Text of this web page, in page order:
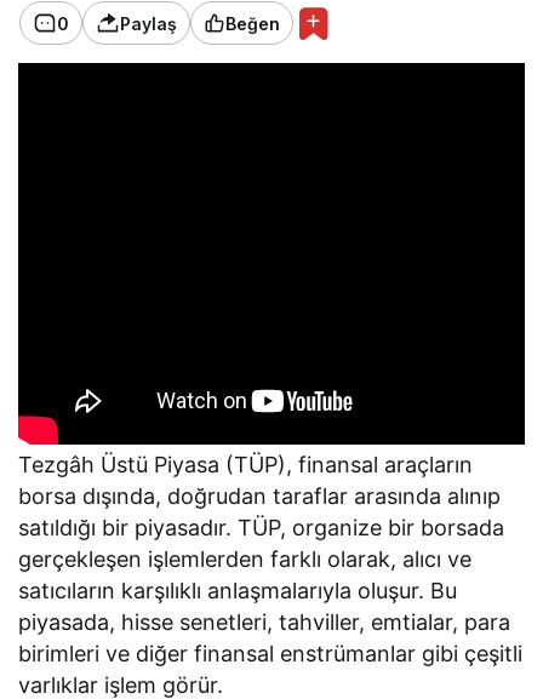
0 Paylaş Beğen
Tezgâh Üstü Piyasa (TÜP), finansal araçların
borsa dışında, doğrudan taraflar arasında alınıp
satıldığı bir piyasadır. TÜP, organize bir borsada
gerçekleşen işlemlerden farklı olarak, alıcı ve
satıcıların karşılıklı anlaşmalarıyla oluşur. Bu
piyasada, hisse senetleri, tahviller, emtialar, para
birimleri ve diğer finansal enstrümanlar gibi çeşitli
varlıklar işlem görür.